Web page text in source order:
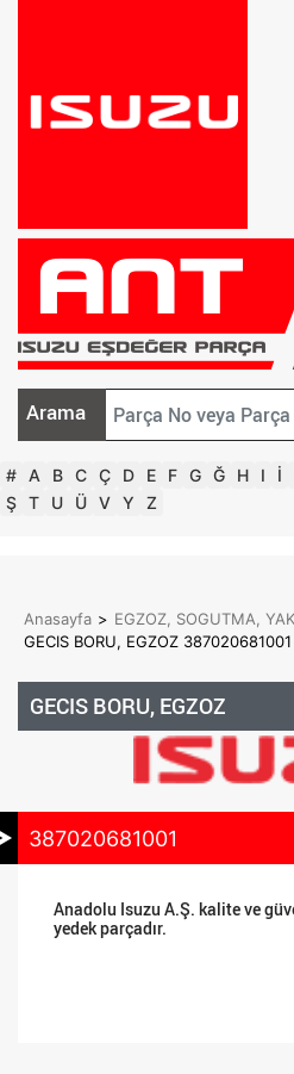
Arama
# A B C Ç D E F G Ğ H I İ
Ş T U Ü V Y Z
Anasayfa > EGZOZ, SOGUTMA,
GECIS BORU, EGZOZ 387020681001
GECIS BORU, EGZOZ
387020681001
Anadolu Isuzu A.Ş. kalite ve
yedek parçadır.